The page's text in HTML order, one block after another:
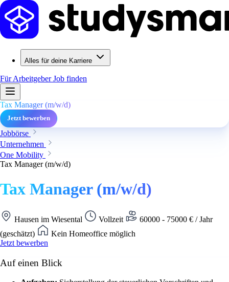
Alles für deine Karriere
Für ArbeitgeberJob finden
Tax Manager (m/w/d)
Jetzt bewerben
Jobbörse
Unternehmen
One Mobility
Tax Manager (m/w/d)
Tax Manager (m/w/d)
Hausen im Wiesental Vollzeit
60000 - 75000 € / Jahr
(geschätzt)
Kein Homeoffice möglich
Jetzt bewerben
Auf einen Blick